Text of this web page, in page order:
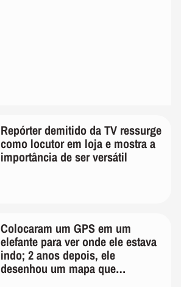
Repórter demitido da TV ressurge
como locutor em loja e mostra a
importância de ser versátil
Colocaram um GPS em um
elefante para ver onde ele estava
indo; 2 anos depois, ele
desenhou um mapa que